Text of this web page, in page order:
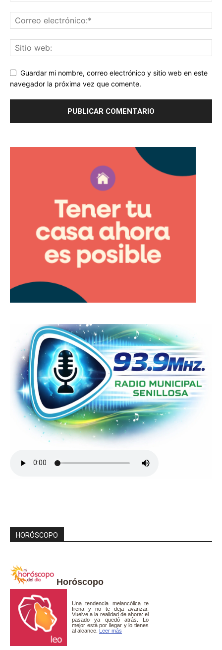
Guardar mi nombre, correo electrónico y sitio web en este
navegador la próxima vez que comente.
HORÓSCOPO
Horóscopo